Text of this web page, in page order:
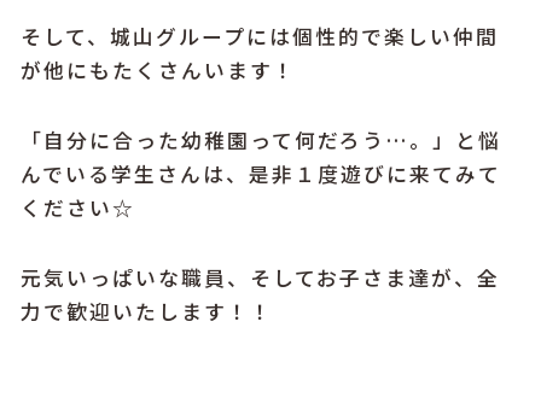
そして、城山グループには個性的で楽しい仲間
が他にもたくさんいます！
「自分に合った幼稚園って何だろう…。」と悩
んでいる学生さんは、是非１度遊びに来てみて
ください☆
元気いっぱいな職員、そしてお子さま達が、全
力で歓迎いたします！！